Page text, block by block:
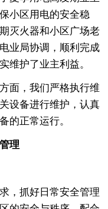
小区用电的安全稳
灭火器和小区广场老
业局协调，顺利完成
维护了业主利益。
，我们严格执行维
设备进行维护，认真
的正常运行。
理
抓好日常安全管理